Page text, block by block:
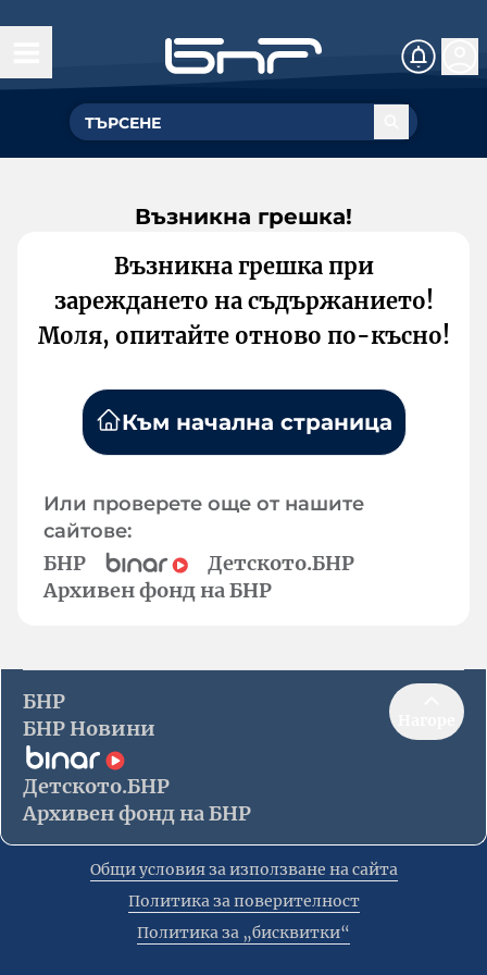
Възникна грешка!
Възникна грешка при
зареждането на съдържанието!
Моля, опитайте отново по-късно!
Към начална страница
Или проверете още от нашите
сайтове:
БНР
Детското.БНР
Архивен фонд на БНР
БНР
БНР Новини
Детското.БНР
Архивен фонд на БНР
Общи условия за използване на сайта
Политика за поверителност
Политика за „бисквитки“